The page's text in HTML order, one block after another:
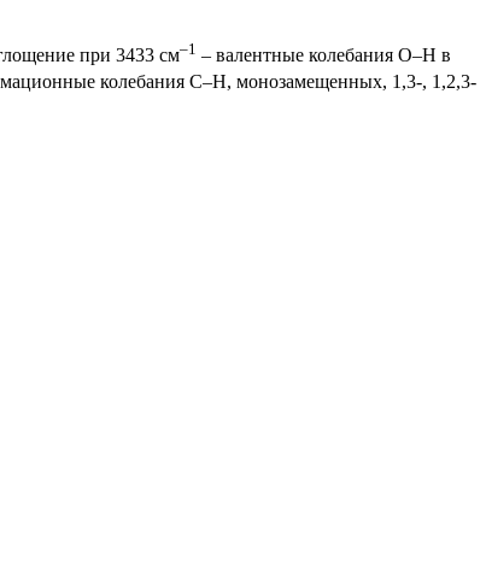
при 3433 см–1 – валентные колебания О–Н в
колебания C–H, монозамещенных, 1,3-, 1,2,3-